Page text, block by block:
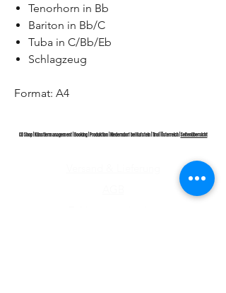
Tenorhorn in Bb
Bariton in Bb/C
Tuba in C/Bb/Eb
Schlagzeug
Format: A4
CD Shop | Künstlermanagement | Booking | Produktion | Niederndorf bei Kufstein | Tirol | Österreich | Seitenübersicht